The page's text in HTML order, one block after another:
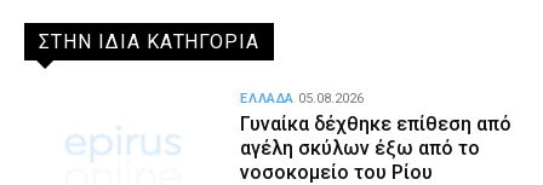
ΣΤΗΝ ΙΔΙΑ ΚΑΤΗΓΟΡΙΑ
Γυναίκα δέχθηκε επίθεση από
αγέλη σκύλων έξω από το
νοσοκομείο του Ρίου
ΕΛΛΑΔΑ 05.08.2026